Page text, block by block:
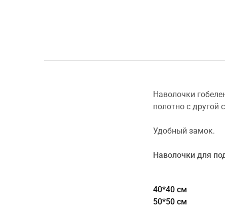
Наволочки
полотно с другой
Удобный замок.
Наволочки для
40*40 см
50*50 см